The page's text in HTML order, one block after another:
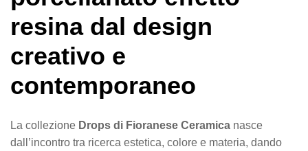
resina dal design
creativo e
contemporaneo
La collezione Drops di Fioranese Ceramica nasce
dall’incontro tra ricerca estetica, colore e materia, dando